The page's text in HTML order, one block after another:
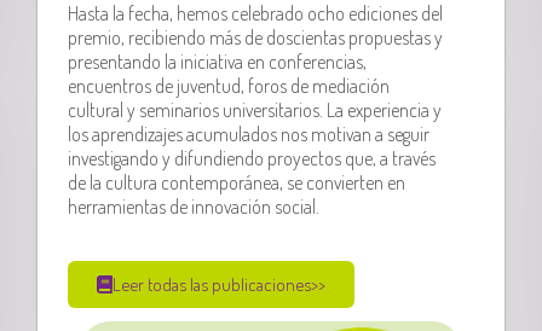
Hasta la fecha, hemos celebrado ocho ediciones del
premio, recibiendo más de doscientas propuestas y
presentando la iniciativa en conferencias,
encuentros de juventud, foros de mediación
cultural y seminarios universitarios. La experiencia y
los aprendizajes acumulados nos motivan a seguir
investigando y difundiendo proyectos que, a través
de la cultura contemporánea, se convierten en
herramientas de innovación social.
Leer todas las publicaciones>>